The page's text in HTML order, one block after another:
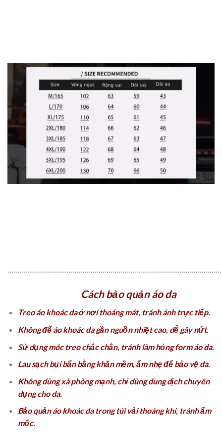
Cách bảo quản áo da
Treo áo khoác da ở nơi thoáng mát, tránh ánh trực tiếp.
Không để áo khoác da gần nguồn nhiệt cao, dễ gây nứt.
Sử dụng móc treo chắc chắn, tránh làm hỏng form áo da.
Lau sạch bụi bẩn bằng khăn mềm, ẩm nhẹ để bảo vệ da.
Không dùng xà phòng mạnh, chỉ dùng dung dịch chuyên
dụng cho da.
Bảo quản áo khoác da trong túi vải thoáng khí, tránh ẩm
mốc.